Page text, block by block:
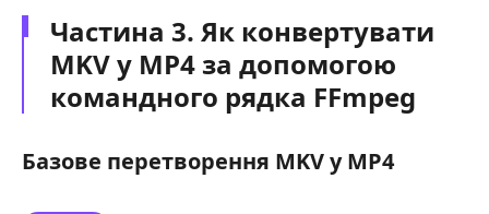
Частина 3. Як конвертувати
MKV у MP4 за допомогою
командного рядка FFmpeg
Базове перетворення MKV у MP4